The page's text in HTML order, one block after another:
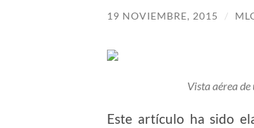
19 NOVIEMBRE, 2015 /
Vista aérea
Este artículo ha sido